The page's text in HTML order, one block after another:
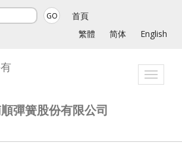
GO
首頁
繁體
简体 English
Toggle
彈簧股份有限公司